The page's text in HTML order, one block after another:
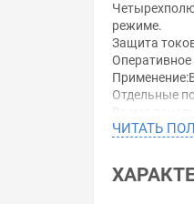
режиме.
Защита
Отдельные
Время-
-
ЧИТАТЬ